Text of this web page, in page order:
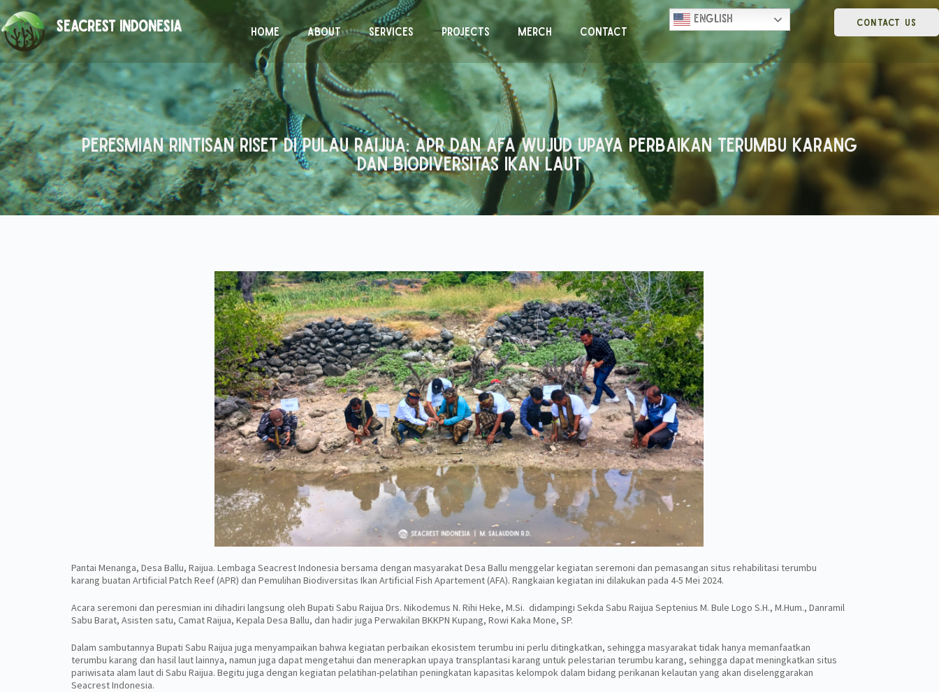
SEACREST INDONESIA Home About Services Projects Merch Contact
English CONTACT US
Peresmian Rintisan Riset di Pulau Raijua: APR dan AFA Wujud Upaya Perbaikan Terumbu Karang
dan Biodiversitas Ikan Laut
Pantai Menanga, Desa Ballu, Raijua. Lembaga Seacrest Indonesia bersama dengan masyarakat Desa Ballu menggelar kegiatan seremoni dan pemasangan situs rehabilitasi terumbu
karang buatan Artificial Patch Reef (APR) dan Pemulihan Biodiversitas Ikan Artificial Fish Apartement (AFA). Rangkaian kegiatan ini dilakukan pada 4-5 Mei 2024.
Acara seremoni dan peresmian ini dihadiri langsung oleh Bupati Sabu Raijua Drs. Nikodemus N. Rihi Heke, M.Si. didampingi Sekda Sabu Raijua Septenius M. Bule Logo S.H., M.Hum., Danramil
Sabu Barat, Asisten satu, Camat Raijua, Kepala Desa Ballu, dan hadir juga Perwakilan BKKPN Kupang, Rowi Kaka Mone, SP.
Dalam sambutannya Bupati Sabu Raijua juga menyampaikan bahwa kegiatan perbaikan ekosistem terumbu ini perlu ditingkatkan, sehingga masyarakat tidak hanya memanfaatkan
terumbu karang dan hasil laut lainnya, namun juga dapat mengetahui dan menerapkan upaya transplantasi karang untuk pelestarian terumbu karang, sehingga dapat meningkatkan situs
pariwisata alam laut di Sabu Raijua. Begitu juga dengan kegiatan pelatihan-pelatihan peningkatan kapasitas kelompok dalam bidang perikanan kelautan yang akan diselenggarakan
Seacrest Indonesia.